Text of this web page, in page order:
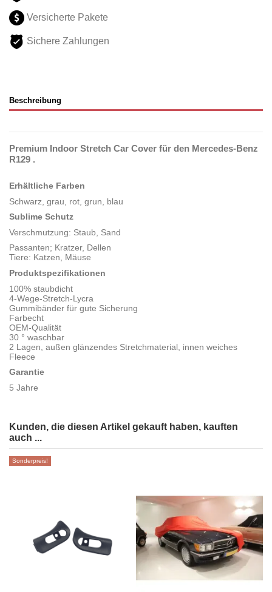
Versicherte Pakete
Sichere Zahlungen
Beschreibung
Premium Indoor Stretch Car Cover für den Mercedes-Benz
R129 .
Erhältliche Farben
Schwarz, grau, rot, grun, blau
Sublime Schutz
Verschmutzung: Staub, Sand
Passanten; Kratzer, Dellen
Tiere: Katzen, Mäuse
Produktspezifikationen
100% staubdicht
4-Wege-Stretch-Lycra
Gummibänder für gute Sicherung
Farbecht
OEM-Qualität
30 ° waschbar
2 Lagen, außen glänzendes Stretchmaterial, innen weiches
Fleece
Garantie
5 Jahre
Kunden, die diesen Artikel gekauft haben, kauften
auch ...
Sonderpreis!